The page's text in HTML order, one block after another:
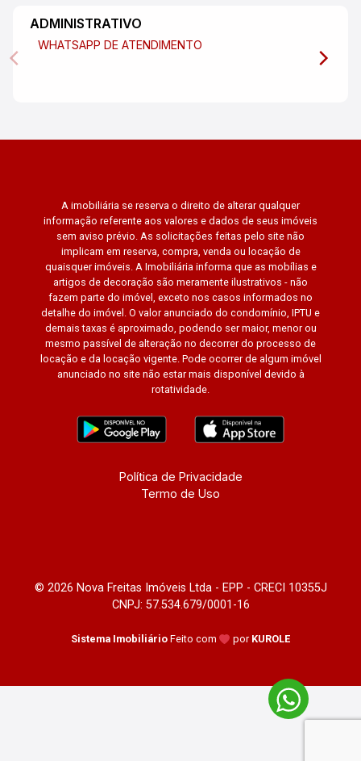
ADMINISTRATIVO
WHATSAPP DE ATENDIMENTO
A imobiliária se reserva o direito de alterar qualquer
informação referente aos valores e dados de seus imóveis
sem aviso prévio. As solicitações feitas pelo site não
implicam em reserva, compra, venda ou locação de
quaisquer imóveis. A Imobiliária informa que as mobílias e
artigos de decoração são meramente ilustrativos - não
fazem parte do imóvel, exceto nos casos informados no
detalhe do imóvel. O valor anunciado do condomínio, IPTU e
demais taxas é aproximado, podendo ser maior, menor ou
mesmo passível de alteração no decorrer do processo de
locação e da locação vigente. Pode ocorrer de algum imóvel
anunciado no site não estar mais disponível devido à
rotatividade.
Política de Privacidade
Termo de Uso
© 2026 Nova Freitas Imóveis Ltda - EPP - CRECI 10355J
CNPJ: 57.534.679/0001-16
Sistema Imobiliário Feito com por KUROLE